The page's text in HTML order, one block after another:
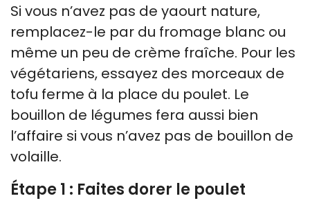
Si vous n’avez pas de yaourt nature,
remplacez-le par du fromage blanc ou
même un peu de crème fraîche. Pour les
végétariens, essayez des morceaux de
tofu ferme à la place du poulet. Le
bouillon de légumes fera aussi bien
l’affaire si vous n’avez pas de bouillon de
volaille.
Étape 1 : Faites dorer le poulet